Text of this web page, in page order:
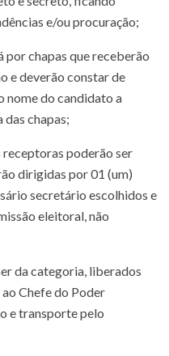
e/ou procuração;
por chapas que receberão
e deverão constar de
nome do candidato a
chapas;
receptoras poderão ser
dirigidas por 01 (um)
secretário escolhidos e
eleitoral, não
da categoria, liberados
Chefe do Poder
e transporte pelo